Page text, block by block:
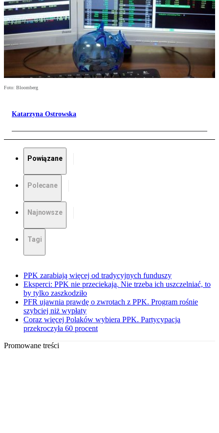
Foto: Bloomberg
Katarzyna Ostrowska
Powiązane
Polecane
Najnowsze
Tagi
PPK zarabiają więcej od tradycyjnych funduszy
Eksperci: PPK nie przeciekają. Nie trzeba ich uszczelniać, to
by tylko zaszkodziło
PFR ujawnia prawdę o zwrotach z PPK. Program rośnie
szybciej niż wypłaty
Coraz więcej Polaków wybiera PPK. Partycypacja
przekroczyła 60 procent
Promowane treści